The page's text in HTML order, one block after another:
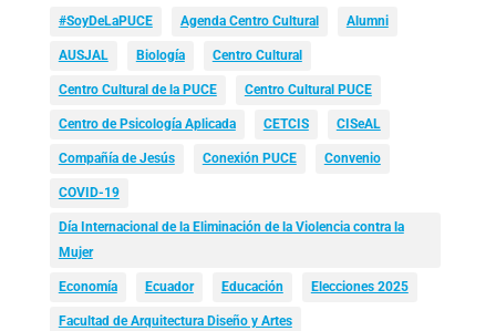
#SoyDeLaPUCE Agenda Centro Cultural Alumni
AUSJAL Biología Centro Cultural
Centro Cultural de la PUCE Centro Cultural PUCE
Centro de Psicología Aplicada CETCIS CISeAL
Compañía de Jesús Conexión PUCE Convenio
COVID-19
Día Internacional de la Eliminación de la Violencia contra la
Mujer
Economía Ecuador Educación Elecciones 2025
Facultad de Arquitectura Diseño y Artes